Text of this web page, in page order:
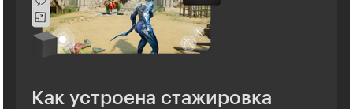
Как устроена стажировка